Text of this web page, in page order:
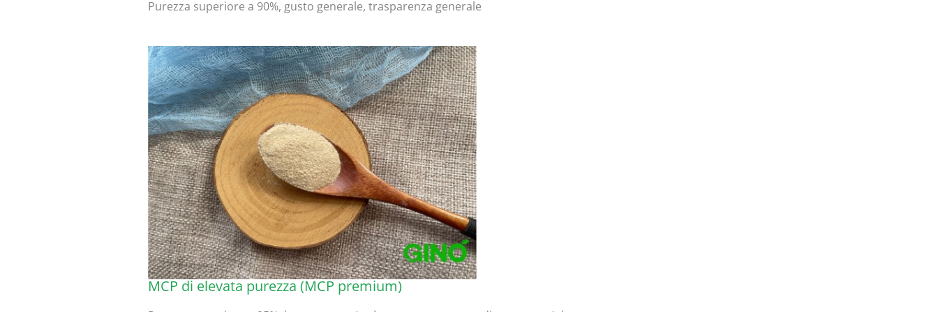
Purezza superiore a 90%, gusto generale, trasparenza generale
MCP di elevata purezza (MCP premium)